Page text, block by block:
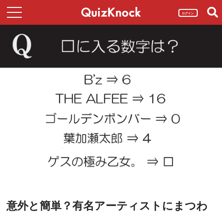
ログイン
意外と簡単？有名アーティストにまつわ